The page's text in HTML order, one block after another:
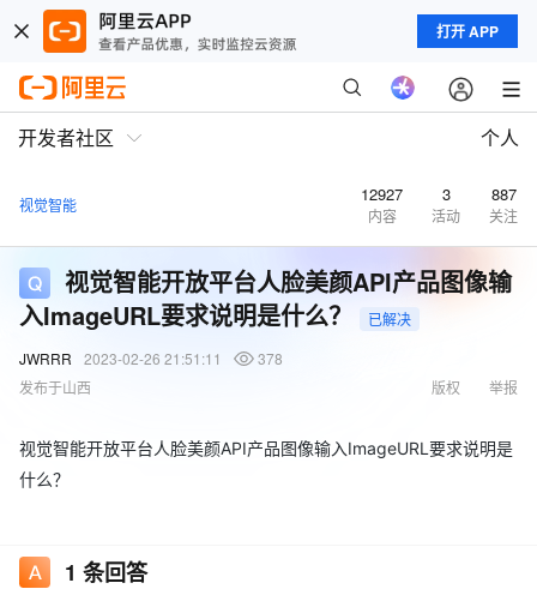
打开 APP
开发者社区 个人
视觉智能 12927
内容
3
活动
887
关注
视觉智能开放平台人脸美颜API产品图像输
入ImageURL要求说明是什么？
已解决
JWRRR
2023-02-26 21:51:11
378
发布于山西
举报
版权
视觉智能开放平台人脸美颜API产品图像输入ImageURL要求说明是
什么？
1 条回答